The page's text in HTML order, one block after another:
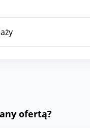
ofertą?